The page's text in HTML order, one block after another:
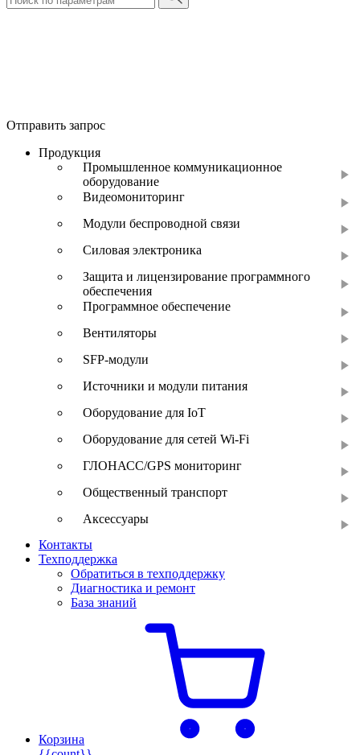
Отправить запрос
Продукция
Промышленное коммуникационное
оборудование
Видеомониторинг
Модули беспроводной связи
Силовая электроника
Защита и лицензирование программного
обеспечения
Программное обеспечение
Вентиляторы
SFP-модули
Источники и модули питания
Оборудование для IoT
Оборудование для сетей Wi-Fi
ГЛОНАСС/GPS мониторинг
Общественный транспорт
Аксессуары
Контакты
Техподдержка
Обратиться в техподдержку
Диагностика и ремонт
База знаний
Корзина